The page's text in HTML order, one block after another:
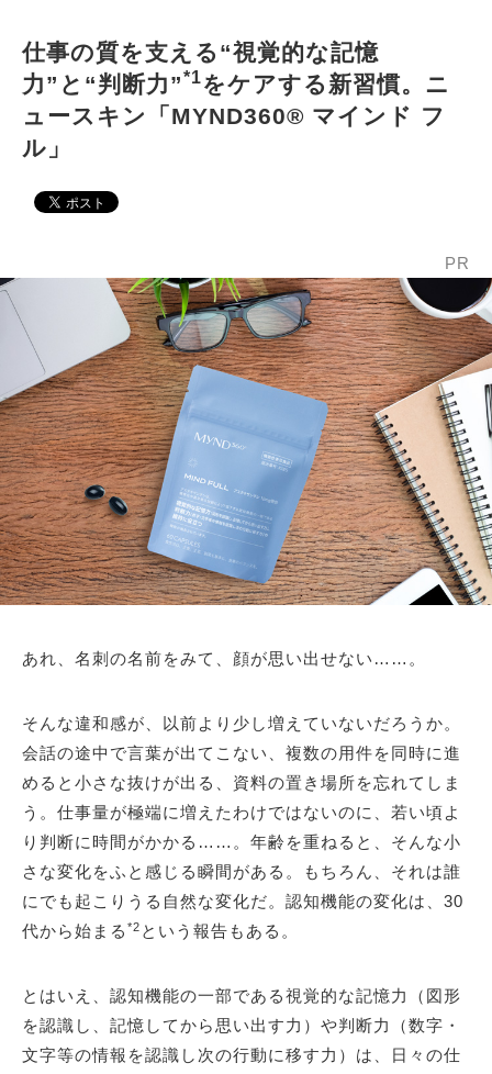
仕事の質を支える“視覚的な記憶
力”と“判断力”*1をケアする新習慣。ニ
ュースキン「MYND360® マインド フ
ル」
PR
あれ、名刺の名前をみて、顔が思い出せない……。
そんな違和感が、以前より少し増えていないだろうか。
会話の途中で言葉が出てこない、複数の用件を同時に進
めると小さな抜けが出る、資料の置き場所を忘れてしま
う。仕事量が極端に増えたわけではないのに、若い頃よ
り判断に時間がかかる……。年齢を重ねると、そんな小
さな変化をふと感じる瞬間がある。もちろん、それは誰
にでも起こりうる自然な変化だ。認知機能の変化は、30
代から始まる *2 という報告もある。
とはいえ、認知機能の一部である視覚的な記憶力（図形
を認識し、記憶してから思い出す力）や判断力（数字・
文字等の情報を認識し次の行動に移す力）は、日々の仕